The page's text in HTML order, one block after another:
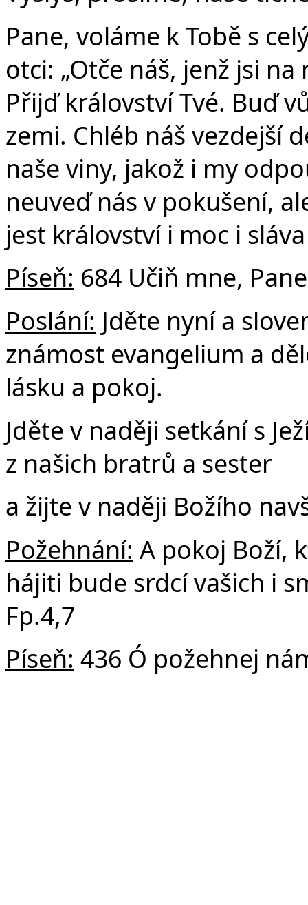
Pane, voláme k Tobě s
otci: „Otče náš, jenž jsi
Přijď království Tvé. Buď
zemi. Chléb náš vezdejší
naše viny, jakož i my
neuveď nás v pokušení,
jest království i moc i
Píseň: 684 Učiň mne,
Poslání: Jděte nyní a
známost evangelium a
lásku a pokoj.
Jděte v naději setkání s
z našich bratrů a sester
a žijte v naději Božího
Požehnání: A pokoj Boží,
hájiti bude srdcí vašich i
Fp.4,7
Píseň: 436 Ó požehnej